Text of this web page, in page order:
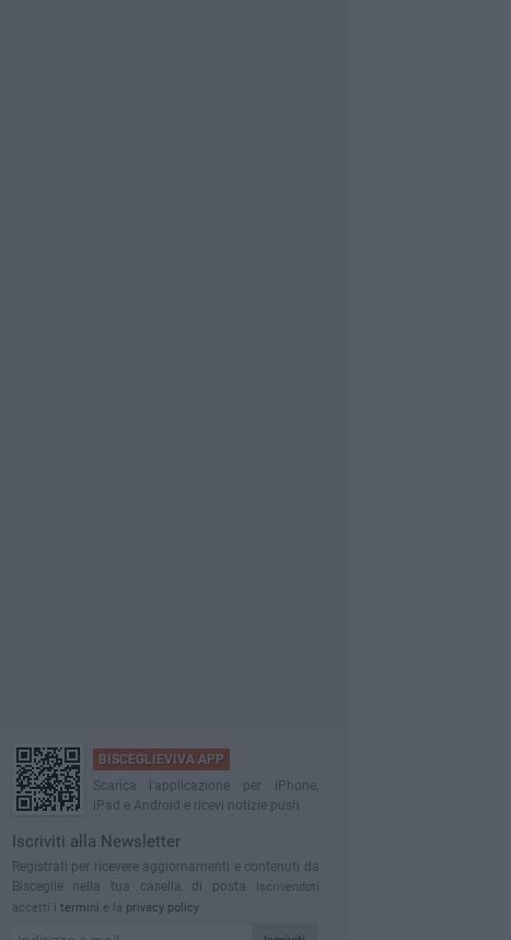
BISCEGLIEVIVA APP
Scarica l'applicazione per iPhone,
iPad e Android e ricevi notizie push
Iscriviti alla Newsletter
Registrati per ricevere aggiornamenti e contenuti da
Bisceglie nella tua casella di posta
Iscrivendoti
accetti i termini e la privacy policy